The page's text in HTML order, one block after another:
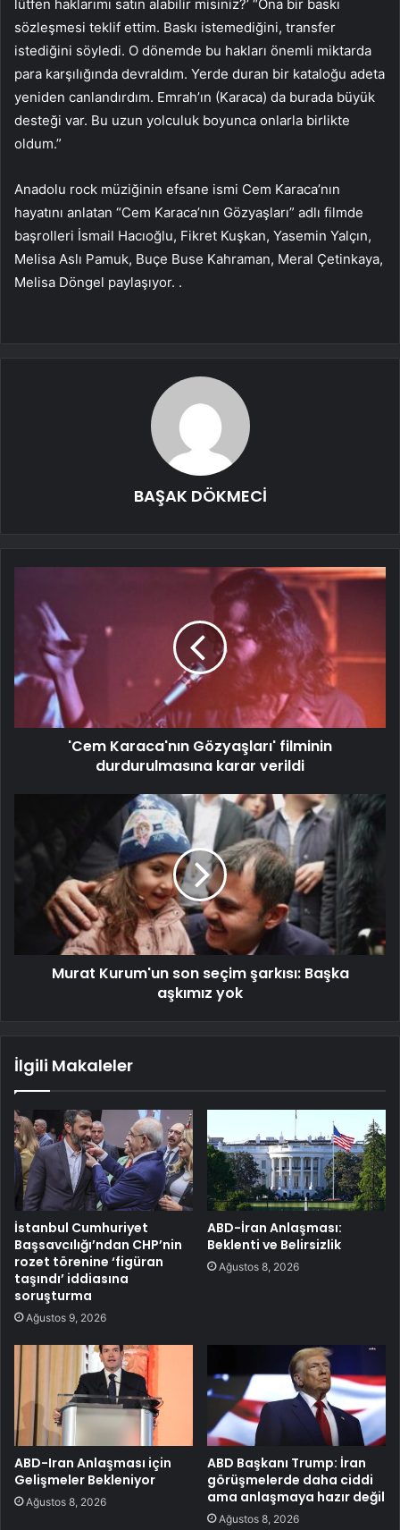
lütfen haklarımı satın alabilir misiniz?’ “Ona bir baskı
sözleşmesi teklif ettim. Baskı istemediğini, transfer
istediğini söyledi. O dönemde bu hakları önemli miktarda
para karşılığında devraldım. Yerde duran bir kataloğu adeta
yeniden canlandırdım. Emrah’ın (Karaca) da burada büyük
desteği var. Bu uzun yolculuk boyunca onlarla birlikte
oldum.”
Anadolu rock müziğinin efsane ismi Cem Karaca’nın
hayatını anlatan “Cem Karaca’nın Gözyaşları” adlı filmde
başrolleri İsmail Hacıoğlu, Fikret Kuşkan, Yasemin Yalçın,
Melisa Aslı Pamuk, Buçe Buse Kahraman, Meral Çetinkaya,
Melisa Döngel paylaşıyor. .
BAŞAK DÖKMECİ
'Cem Karaca'nın Gözyaşları' filminin
durdurulmasına karar verildi
Murat Kurum'un son seçim şarkısı: Başka
aşkımız yok
İlgili Makaleler
İstanbul Cumhuriyet
Başsavcılığı’ndan CHP’nin
rozet törenine ‘figüran
taşındı’ iddiasına
soruşturma
Ağustos 9, 2026
ABD-İran Anlaşması:
Beklenti ve Belirsizlik
Ağustos 8, 2026
ABD-Iran Anlaşması için
Gelişmeler Bekleniyor
Ağustos 8, 2026
ABD Başkanı Trump: İran
görüşmelerde daha ciddi
ama anlaşmaya hazır değil
Ağustos 8, 2026